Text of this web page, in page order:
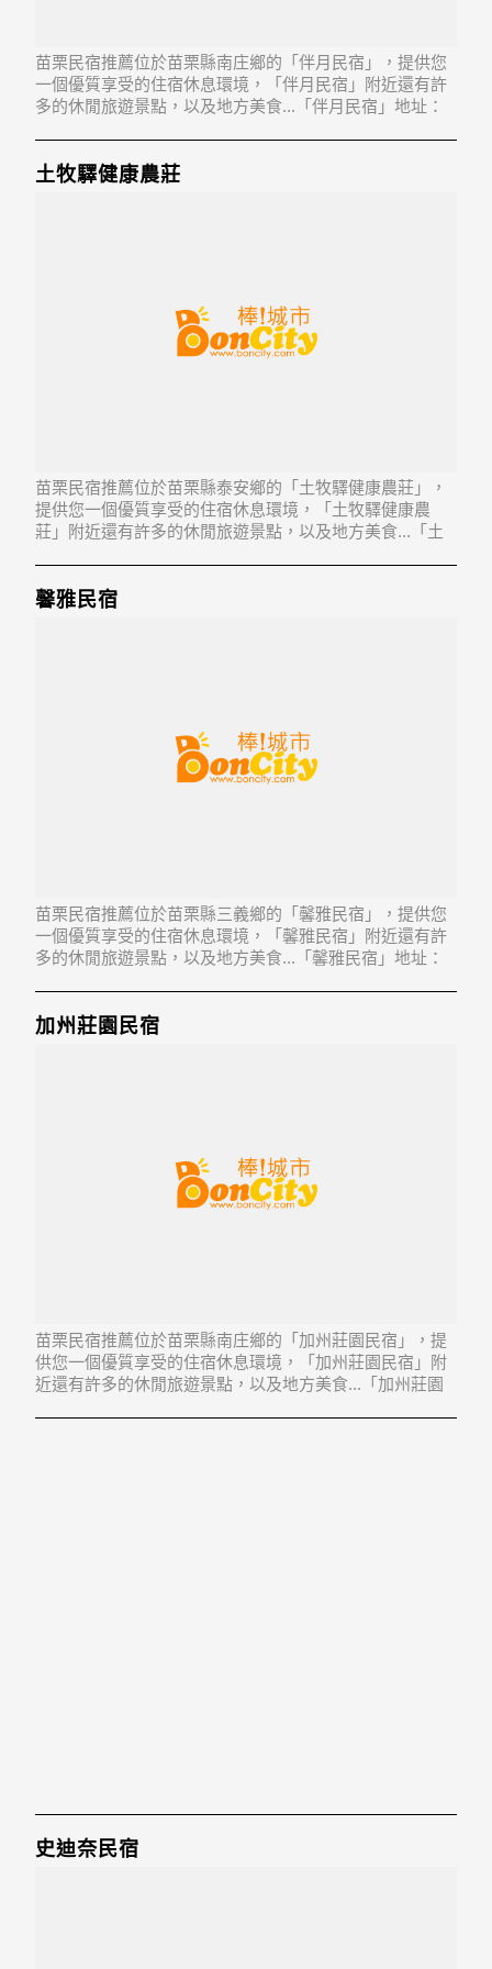
苗栗民宿推薦位於苗栗縣南庄鄉的「伴月民宿」，提供您
一個優質享受的住宿休息環境，「伴月民宿」附近還有許
多的休閒旅遊景點，以及地方美食...「伴月民宿」地址：
土牧驛健康農莊
苗栗民宿推薦位於苗栗縣泰安鄉的「土牧驛健康農莊」，
提供您一個優質享受的住宿休息環境，「土牧驛健康農
莊」附近還有許多的休閒旅遊景點，以及地方美食...「土
馨雅民宿
苗栗民宿推薦位於苗栗縣三義鄉的「馨雅民宿」，提供您
一個優質享受的住宿休息環境，「馨雅民宿」附近還有許
多的休閒旅遊景點，以及地方美食...「馨雅民宿」地址：
加州莊園民宿
苗栗民宿推薦位於苗栗縣南庄鄉的「加州莊園民宿」，提
供您一個優質享受的住宿休息環境，「加州莊園民宿」附
近還有許多的休閒旅遊景點，以及地方美食...「加州莊園
史迪奈民宿